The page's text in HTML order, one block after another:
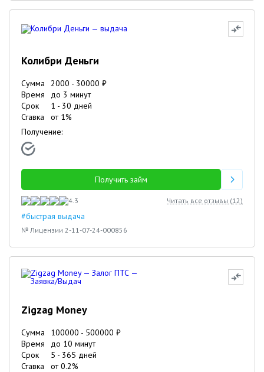
Колибри Деньги
Сумма 2000 - 30000 ₽
Время
до 3 минут
Срок
1 - 30 дней
Ставка
от 1%
Получение:
Получить займ
4.3 Читать все отзывы (12)
#быстрая выдача
№ Лицензии 2-11-07-24-000856
Zigzag Money
Сумма 100000 - 500000 ₽
Время
до 10 минут
Срок
5 - 365 дней
Ставка
от0.2%